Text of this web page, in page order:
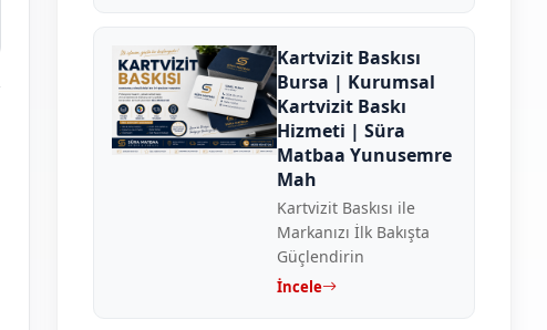
Kartvizit Baskısı
Bursa | Kurumsal
Kartvizit Baskı
Hizmeti | Süra
Matbaa Yunusemre
Mah
Kartvizit Baskısı ile
Markanızı İlk Bakışta
Güçlendirin
İncele